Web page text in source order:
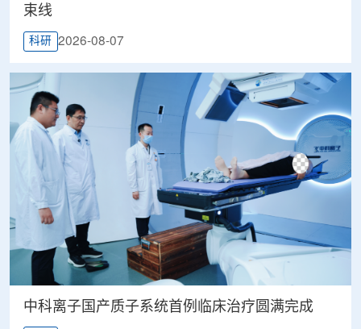
束线
科研 2026-08-07
中科离子国产质子系统首例临床治疗圆满完成